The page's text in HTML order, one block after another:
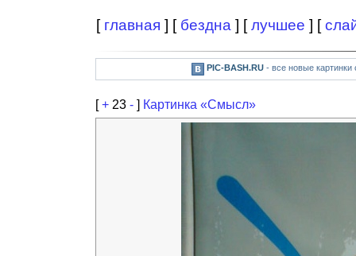
[ главная ] [ бездна ] [лучшее ] [
PIC-BASH.RU- все новые картинки
[+ 23 - ] Картинка «Смысл»